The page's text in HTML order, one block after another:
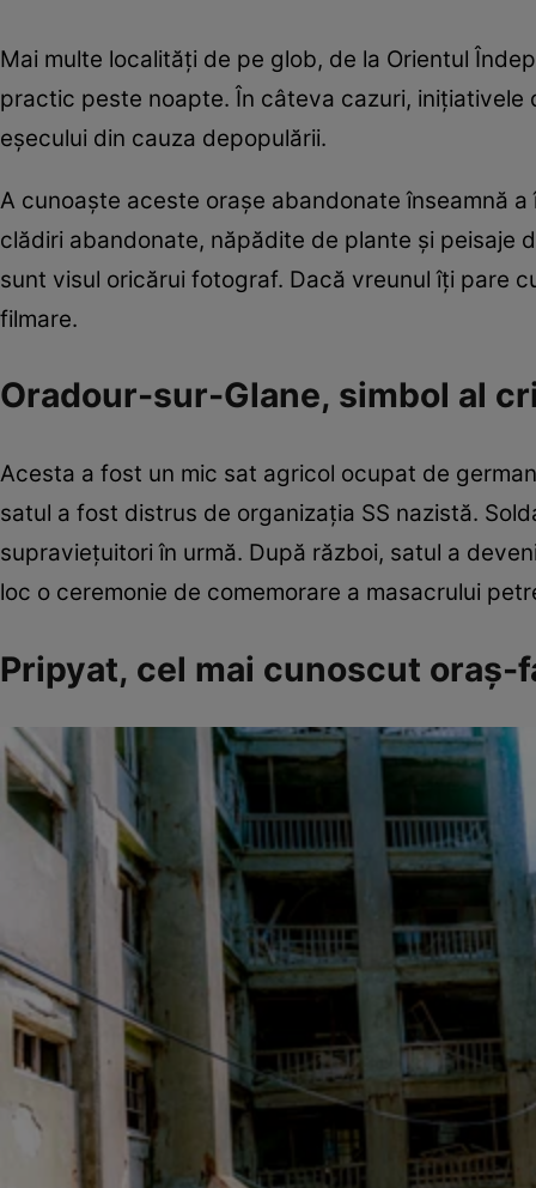
Mai multe localităţi de pe glob, de la Orientul
practic peste noapte. În câteva cazuri,
eşecului din cauza depopulării.
A cunoaşte aceste oraşe abandonate înseamnă
clădiri abandonate, năpădite de plante şi peisaje
sunt visul oricărui fotograf. Dacă vreunul îţi pare
filmare.
Oradour-sur-Glane, simbol al
Acesta a fost un mic sat agricol ocupat de
satul a fost distrus de organizaţia SS nazistă.
supravieţuitori în urmă. După război, satul a
loc o ceremonie de comemorare a masacrului
Pripyat, cel mai cunoscut oraş-